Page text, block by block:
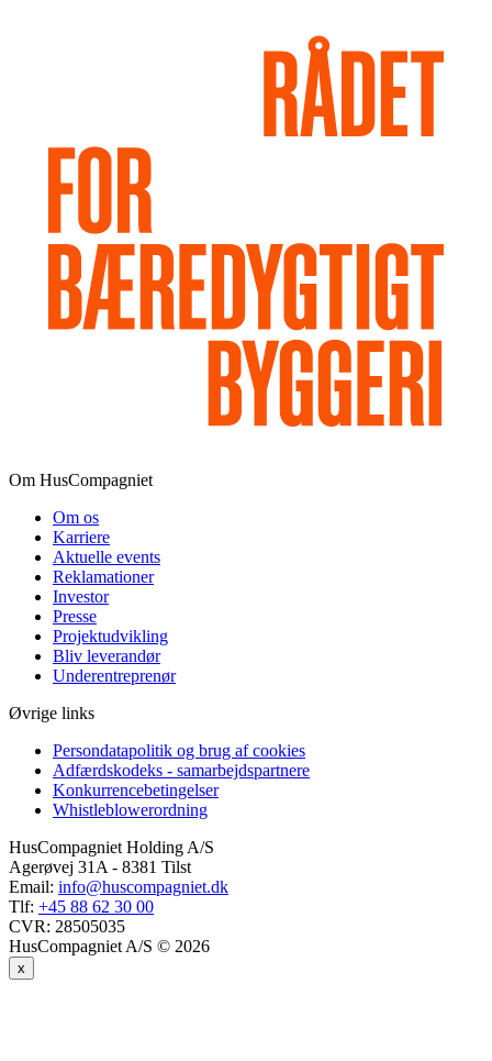
Om HusCompagniet
Om os
Karriere
Aktuelle events
Reklamationer
Investor
Presse
Projektudvikling
Bliv leverandør
Underentreprenør
Øvrige links
Persondatapolitik og brug af cookies
Adfærdskodeks - samarbejdspartnere
Konkurrencebetingelser
Whistleblowerordning
HusCompagniet Holding A/S
Agerøvej 31A - 8381 Tilst
Email: info@huscompagniet.dk
Tlf: +45 88 62 30 00
CVR: 28505035
HusCompagniet A/S © 2026
x